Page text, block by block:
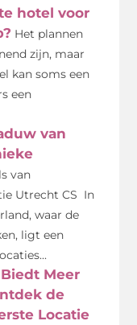
hotel voor
Het plannen
zijn, maar
kan soms een
een
van
van
Utrecht CS In
waar de
ligt een
Meer
de
Locatie